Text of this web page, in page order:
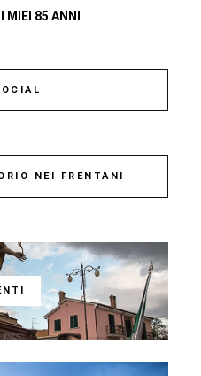
MIEI 85 ANNI
NEI FRENTANI